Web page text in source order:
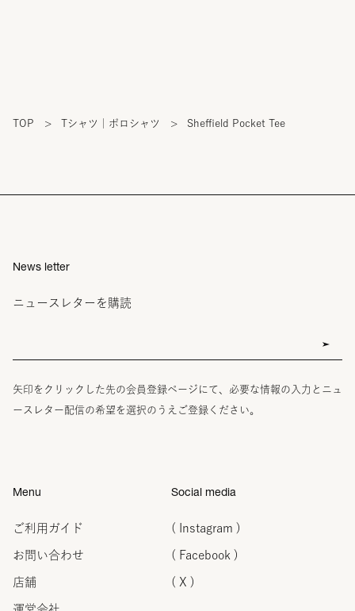
TOP > Tシャツ｜ポロシャツ > Sheffield Pocket Tee
News letter
ニュースレターを購読
矢印をクリックした先の会員登録ページにて、必要な情報の入力とニュ
ースレター配信の希望を選択のうえご登録ください。
Menu
ご利用ガイド
お問い合わせ
店舗
Social media
( Instagram )
( Facebook )
( X )